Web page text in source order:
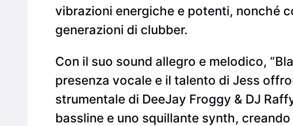
vibrazioni energiche e potenti, nonché
generazioni di clubber.
Con il suo sound allegro e melodico,
presenza vocale e il talento di Jess
strumentale di DeeJay Froggy & DJ
bassline e uno squillante synth,